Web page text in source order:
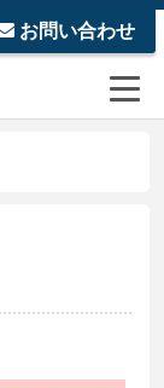
お問い合わせ